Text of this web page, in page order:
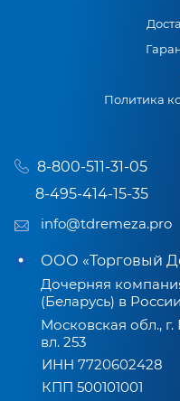
Политика
8-800-511-31-05
8-495-414-15-35
info@tdremeza.pro
ООО «Торговый
Дочерняя
(Беларусь) в России
Московская обл.,
вл. 253
ИНН 7720602428
КПП 500101001